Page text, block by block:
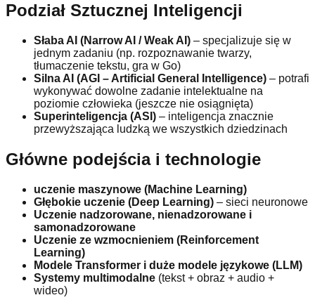
Podział Sztucznej Inteligencji
Słaba AI (Narrow AI / Weak AI) – specjalizuje się w
jednym zadaniu (np. rozpoznawanie twarzy,
tłumaczenie tekstu, gra w Go)
Silna AI (AGI – Artificial General Intelligence) – potrafi
wykonywać dowolne zadanie intelektualne na
poziomie człowieka (jeszcze nie osiągnięta)
Superinteligencja (ASI) – inteligencja znacznie
przewyższająca ludzką we wszystkich dziedzinach
Główne podejścia i technologie
uczenie maszynowe (Machine Learning)
Głębokie uczenie (Deep Learning) – sieci neuronowe
Uczenie nadzorowane, nienadzorowane i
samonadzorowane
Uczenie ze wzmocnieniem (Reinforcement
Learning)
Modele Transformer i duże modele językowe (LLM)
Systemy multimodalne (tekst + obraz + audio +
wideo)